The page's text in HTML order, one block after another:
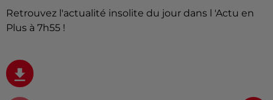
Retrouvez l'actualité insolite du jour dans l 'Actu en
Plus à 7h55 !